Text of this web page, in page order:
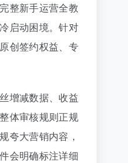
整新手运营全教
启动困境。针对
创签约权益、专
增减数据、收益
体审核规则正规
夸大营销内容，
会明确标注详细